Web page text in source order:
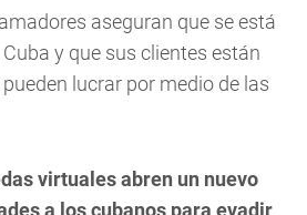
aseguran que se está
y que sus clientes están
lucrar por medio de las
virtuales abren un nuevo
a los cubanos para evadir